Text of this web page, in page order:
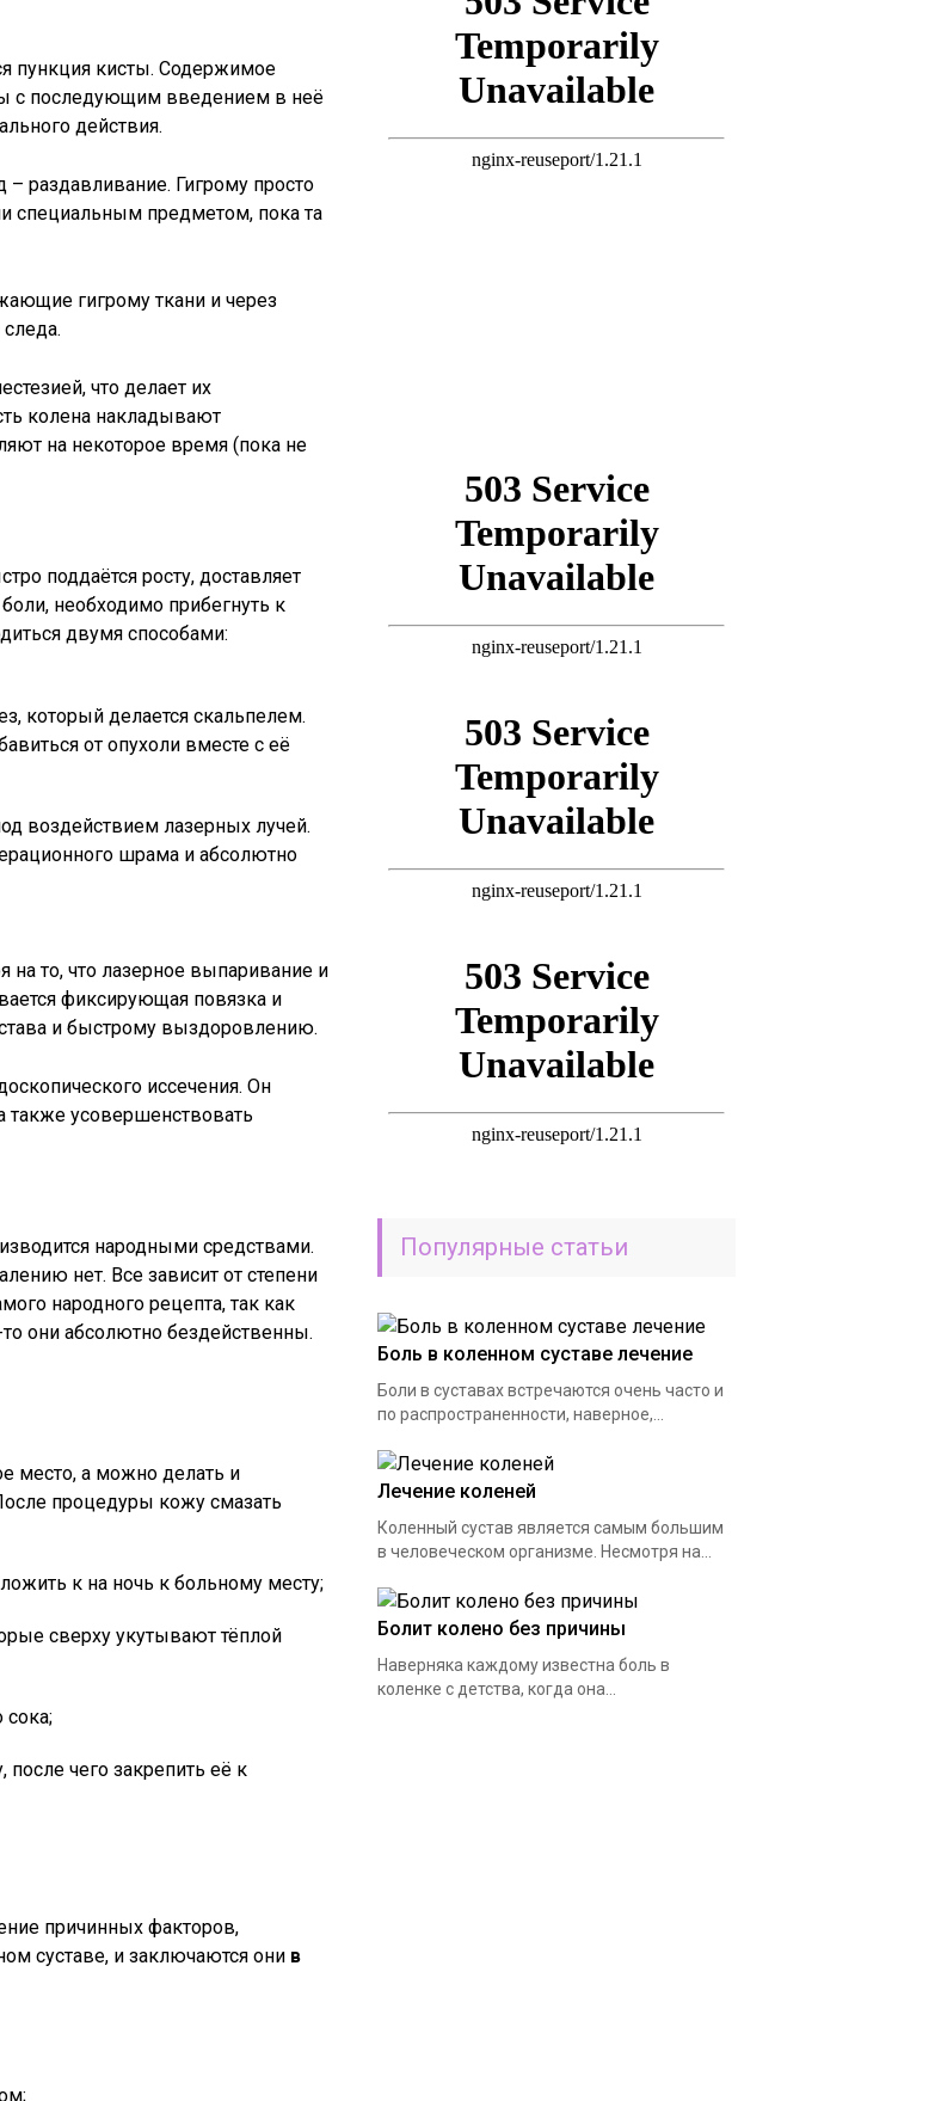
пункция кисты. Содержимое
с последующим введением в неё
действия.
раздавливание. Гигрому просто
специальным предметом, пока та
гигрому ткани и через
что делает их
колена накладывают
на некоторое время (пока не
поддаётся росту, доставляет
необходимо прибегнуть к
двумя способами:
который делается скальпелем.
от опухоли вместе с её
воздействием лазерных лучей.
шрама и абсолютно
на то, что лазерное выпаривание и
фиксирующая повязка и
и быстрому выздоровлению.
иссечения. Он
также усовершенствовать
народными средствами.
нет. Все зависит от степени
народного рецепта, так как
они абсолютно бездейственны.
место, а можно делать и
процедуры кожу смазать
к на ночь к больному месту;
сверху укутывают тёплой
сока;
чего закрепить её к
причинных факторов,
суставе, и заключаются они в
Популярные статьи
Боль в коленном суставе лечение
Боли в суставах встречаются очень часто и
по распространенности, наверное,...
Лечение коленей
Коленный сустав является самым большим
в человеческом организме. Несмотря на...
Болит колено без причины
Наверняка каждому известна боль в
коленке с детства, когда она...